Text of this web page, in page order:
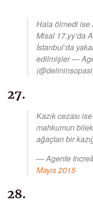
Hala ölmedi ise
Misal 17.yy’da
İstanbul’da
edilmişler —
27.
Kazık cezası
mahkumun bilek
ağaçtan bir
— Agente
Mayıs 2015
28.